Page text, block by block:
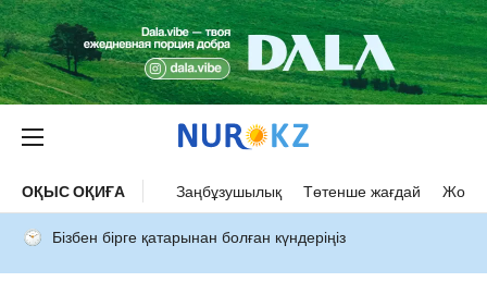
ОҚЫС ОҚИҒА Заңбұзушылық Төтенше жағдай Жол
Бізбен бірге қатарынан болған күндеріңіз